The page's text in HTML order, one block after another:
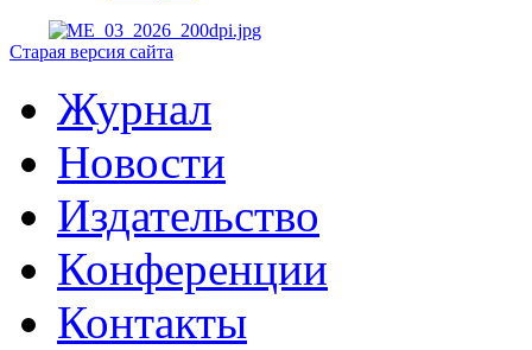
Старая версия сайта
Журнал
Новости
Издательство
Конференции
Контакты